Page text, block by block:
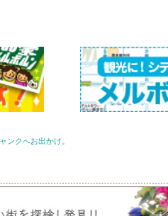
ンクへお出かけ。